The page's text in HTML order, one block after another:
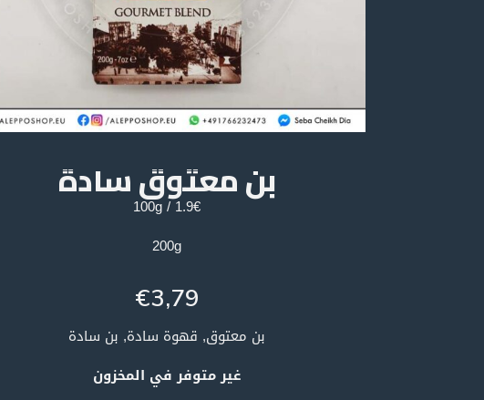
بن معتوق سادة
1.9€ / 100g
200g
€3,79
بن معتوق, قهوة سادة, بن سادة
غير متوفر في المخزون